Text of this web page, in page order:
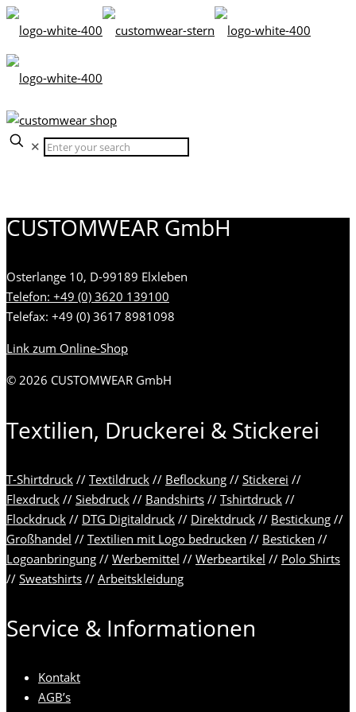
✕
CUSTOMWEAR GmbH
Osterlange 10, D-99189 Elxleben
Telefon: +49 (0) 3620 139100
Telefax: +49 (0) 3617 8981098
Link zum Online-Shop
© 2026 CUSTOMWEAR GmbH
Textilien, Druckerei & Stickerei
T-Shirtdruck // Textildruck // Beflockung // Stickerei //
Flexdruck // Siebdruck // Bandshirts // Tshirtdruck //
Flockdruck // DTG Digitaldruck // Direktdruck // Bestickung //
Großhandel // Textilien mit Logo bedrucken // Besticken //
Logoanbringung // Werbemittel // Werbeartikel // Polo Shirts
// Sweatshirts // Arbeitskleidung
Service & Informationen
Kontakt
AGB’s